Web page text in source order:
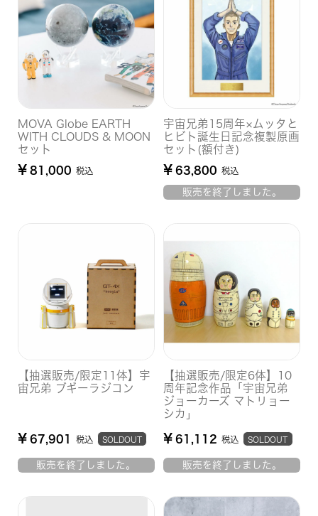
MOVA Globe EARTH
WITH CLOUDS & MOON
セット
¥ 81,000 税込
宇宙兄弟15周年×ムッタと
ヒビト誕生日記念複製原画
セット(額付き)
¥ 63,800 税込
販売を終了しました。
【抽選販売/限定11体】宇
宙兄弟 ブギーラジコン
¥ 67,901 税込 SOLDOUT
販売を終了しました。
【抽選販売/限定6体】10
周年記念作品「宇宙兄弟
ジョーカーズ マトリョー
シカ」
¥ 61,112 税込 SOLDOUT
販売を終了しました。